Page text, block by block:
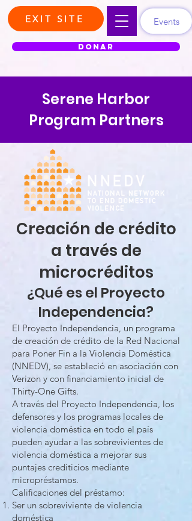
DONAR
EXIT SITE Events
Serene Harbor
Program Partners
Creación de crédito
a través de
microcréditos
¿Qué es el Proyecto
Independencia?
El Proyecto Independencia, un programa
de creación de crédito de la Red Nacional
para Poner Fin a la Violencia Doméstica
(NNEDV), se estableció en asociación con
Verizon y con financiamiento inicial de
Thirty-One Gifts.
A través del Proyecto Independencia, los
defensores y los programas locales de
violencia doméstica en todo el país
pueden ayudar a las sobrevivientes de
violencia doméstica a mejorar sus
puntajes crediticios mediante
micropréstamos.
Calificaciones del préstamo:
Ser un sobreviviente de violencia
doméstica